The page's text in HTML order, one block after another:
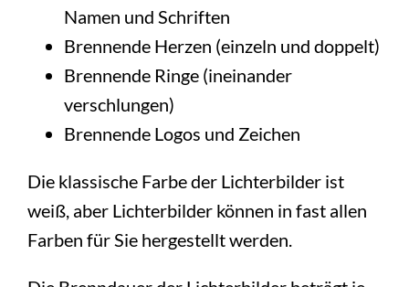
Namen und Schriften
Brennende Herzen (einzeln und doppelt)
Brennende Ringe (ineinander
verschlungen)
Brennende Logos und Zeichen
Die klassische Farbe der Lichterbilder ist
weiß, aber Lichterbilder können in fast allen
Farben für Sie hergestellt werden.